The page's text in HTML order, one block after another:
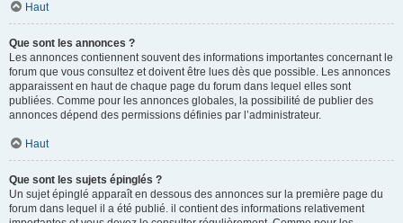
Haut
Que sont les annonces ?
Les annonces contiennent souvent des informations importantes concernant le
forum que vous consultez et doivent être lues dès que possible. Les annonces
apparaissent en haut de chaque page du forum dans lequel elles sont
publiées. Comme pour les annonces globales, la possibilité de publier des
annonces dépend des permissions définies par l’administrateur.
Haut
Que sont les sujets épinglés ?
Un sujet épinglé apparaît en dessous des annonces sur la première page du
forum dans lequel il a été publié. il contient des informations relativement